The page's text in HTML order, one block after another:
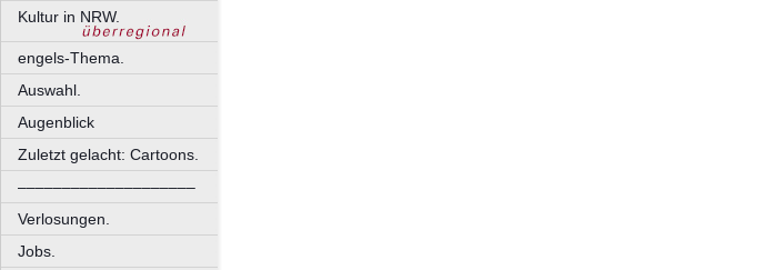
Kultur in NRW.
engels-Thema.
Auswahl.
Augenblick
Zuletzt gelacht: Cartoons.
––––––––––––––––––––
Verlosungen.
Jobs.